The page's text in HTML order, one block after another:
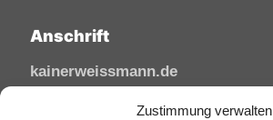
Zustimmung verwalten
Anschrift
kainerweissmann.de
Linzhausenstraße